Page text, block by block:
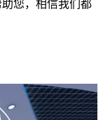
您，相信我们都